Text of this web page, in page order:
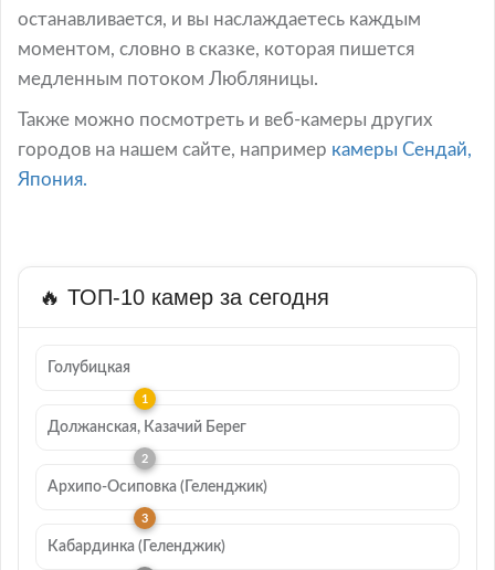
останавливается, и вы наслаждаетесь каждым
моментом, словно в сказке, которая пишется
медленным потоком Любляницы.
Также можно посмотреть и веб-камеры других
городов на нашем сайте, например камеры Сендай,
Япония.
🔥 ТОП-10 камер за сегодня
Голубицкая
Должанская, Казачий Берег
Архипо-Осиповка (Геленджик)
Кабардинка (Геленджик)